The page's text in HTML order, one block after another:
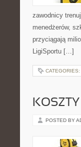
zawodnicy
menedżerów,
przyciągają
LigiSportu […]
CATEGORIES:
POSTED BY